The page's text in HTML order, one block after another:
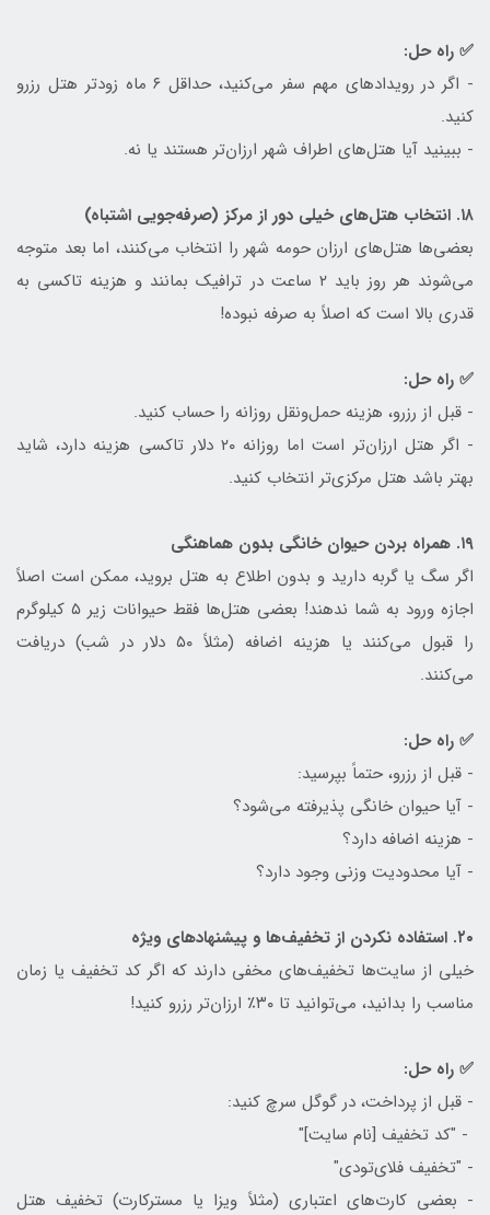
✅ راه حل:
- اگر در رویدادهای مهم سفر می‌کنید، حداقل ۶ ماه زودتر هتل رزرو
کنید.
- ببینید آیا هتل‌های اطراف شهر ارزان‌تر هستند یا نه.
۱۸. انتخاب هتل‌های خیلی دور از مرکز (صرفه‌جویی اشتباه)
بعضی‌ها هتل‌های ارزان حومه شهر را انتخاب می‌کنند، اما بعد متوجه
می‌شوند هر روز باید ۲ ساعت در ترافیک بمانند و هزینه تاکسی به
قدری بالا است که اصلاً به صرفه نبوده!
✅ راه حل:
- قبل از رزرو، هزینه حمل‌ونقل روزانه را حساب کنید.
- اگر هتل ارزان‌تر است اما روزانه ۲۰ دلار تاکسی هزینه دارد، شاید
بهتر باشد هتل مرکزی‌تر انتخاب کنید.
۱۹. همراه بردن حیوان خانگی بدون هماهنگی
اگر سگ یا گربه دارید و بدون اطلاع به هتل بروید، ممکن است اصلاً
اجازه ورود به شما ندهند! بعضی هتل‌ها فقط حیوانات زیر ۵ کیلوگرم
را قبول می‌کنند یا هزینه اضافه (مثلاً ۵۰ دلار در شب) دریافت
می‌کنند.
✅ راه حل:
- قبل از رزرو، حتماً بپرسید:
- آیا حیوان خانگی پذیرفته می‌شود؟
- هزینه اضافه دارد؟
- آیا محدودیت وزنی وجود دارد؟
۲۰. استفاده نکردن از تخفیف‌ها و پیشنهادهای ویژه
خیلی از سایت‌ها تخفیف‌های مخفی دارند که اگر کد تخفیف یا زمان
مناسب را بدانید، می‌توانید تا ۳۰٪ ارزان‌تر رزرو کنید!
✅ راه حل:
- قبل از پرداخت، در گوگل سرچ کنید:
- "کد تخفیف [نام سایت]"
- "تخفیف فلای‌تودی"
- بعضی کارت‌های اعتباری (مثلاً ویزا یا مسترکارت) تخفیف هتل